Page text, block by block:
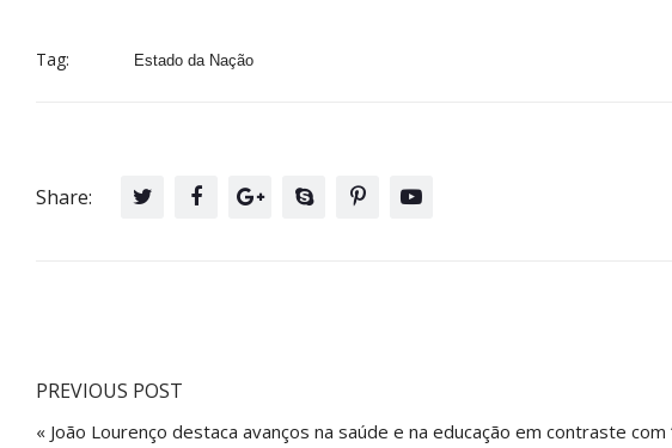
Tag: Estado da Nação
Share:
PREVIOUS POST
« João Lourenço destaca avanços na saúde e na educação em contraste com